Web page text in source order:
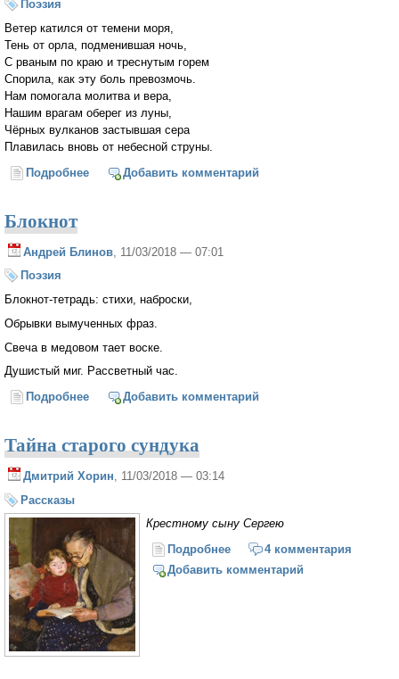
Поэзия
Ветер катился от темени моря,
Тень от орла, подменившая ночь,
С рваным по краю и треснутым горем
Спорила, как эту боль превозмочь.
Нам помогала молитва и вера,
Нашим врагам оберег из луны,
Чёрных вулканов застывшая сера
Плавилась вновь от небесной струны.
Подробнее о Ветер катился от темени моря...
Добавить комментарий
Блокнот
Андрей Блинов , 11/03/2018 — 07:01
Поэзия
Блокнот-тетрадь: стихи, наброски,
Обрывки вымученных фраз.
Свеча в медовом тает воске.
Душистый миг. Рассветный час.
Подробнее о БлокнотДобавить комментарий
Тайна старого сундука
Дмитрий Хорин , 11/03/2018 — 03:14
Рассказы
Крестному сыну Сергею
Подробнее о Тайна старого сундука
4 комментария
Добавить комментарий